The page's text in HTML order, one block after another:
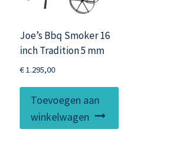
Joe’s Bbq Smoker 16
inch Tradition 5 mm
€1.295,00
Toevoegen aan
winkelwagen